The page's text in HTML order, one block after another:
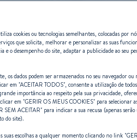
em barcos de
cookies ou tecnologias semelhantes, colocadas por
que solicita, melhorar e personalizar as suas
e o desempenho do site, adaptar a publicidade ao
os dados podem ser armazenados no seu navegador
em "ACEITAR TODOS", consente a utilização de
importância ao respeito pela sua privacidade,
em "GERIR OS MEUS COOKIES" para selecionar
SEM ACEITAR" para indicar a sua recusa (apenas
do site).
suas escolhas a qualquer momento clicando no link "